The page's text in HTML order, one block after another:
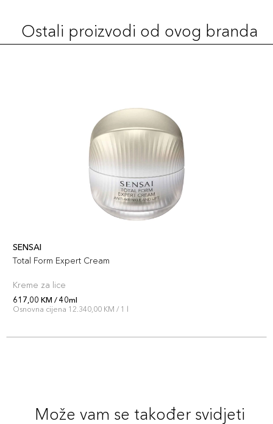
Ostali proizvodi od ovog branda
SENSAI
Total Form Expert Cream
Kreme za lice
617,00 KM / 40ml
Osnovna cijena 12.340,00 KM / 1 l
Može vam se također svidjeti